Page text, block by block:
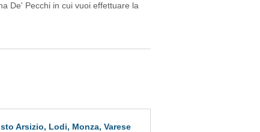
De' Pecchi in cui vuoi effettuare la
Arsizio, Lodi, Monza, Varese